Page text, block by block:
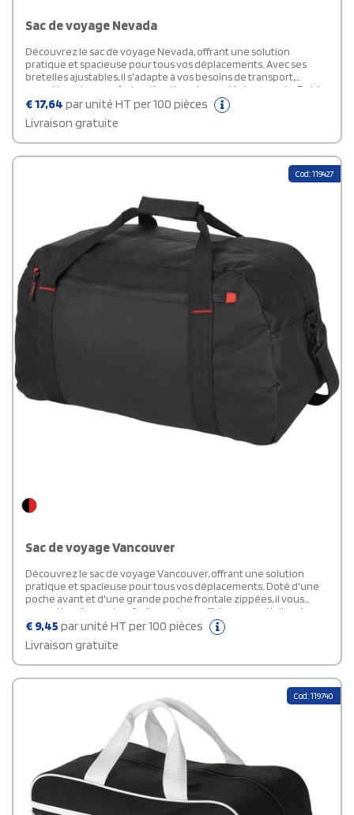
Sac de voyage Nevada
Découvrez le sac de voyage Nevada, offrant une solution
pratique et spacieuse pour tous vos déplacements. Avec ses
bretelles ajustables, il s'adapte à vos besoins de transport,
garantissant un confort optimal lors de vos déplacements. Doté
de grandes poches latérales et d'une poche avant, il offre un
espace de rangement généreux pour organiser toutes vos
affaires de manière efficace. Provenant de la marque Bullet, il
assure durabilité et fiabilité.
€17,64 par unité HT per 100 pièces
Livraison gratuite
Cod: 119427
Sac de voyage Vancouver
Découvrez le sac de voyage Vancouver, offrant une solution
pratique et spacieuse pour tous vos déplacements. Doté d'une
poche avant et d'une grande poche frontale zippées, il vous
permettra d'organiser facilement vos affaires essentielles. Avec
ses dimensions généreuses de 53 x 30 x 27 cm, il offre
sufisamment d'espace pour vos effets personnels. De plus, sa
bandoulière réglable vous permet de le porter confortablement
selon vos préférences. Issu de la marque Bullet, ce sac allie
€ 9,45 par unité HT per 100 pièces
Livraison gratuite
Cod: 119740